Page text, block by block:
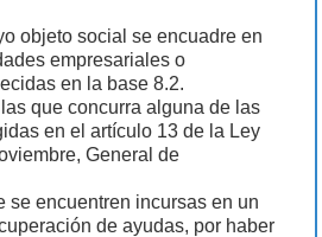
objeto social se encuadre en
empresariales o
en la base 8.2.
que concurra alguna de las
en el artículo 13 de la Ley
General de
se encuentren incursas en un
de ayudas, por haber